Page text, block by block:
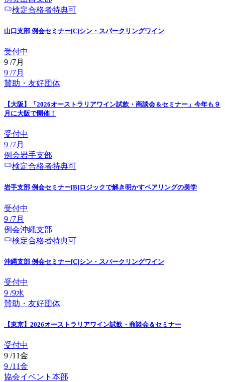
検定合格者特典可
山口支部 例会セミナー[C]シン・スパークリングワイン
受付中
9 /7月
9 /7月
賛助・友好団体
【大阪】「2026オーストラリアワイン試飲・商談会＆セミナー」今年も９
月に大阪で開催！
受付中
9 /7月
例会岩手支部
検定合格者特典可
岩手支部 例会セミナー[B]ロジックで解き明かすペアリングの美学
受付中
9 /7月
例会沖縄支部
検定合格者特典可
沖縄支部 例会セミナー[C]シン・スパークリングワイン
受付中
9 /9水
賛助・友好団体
【東京】2026オーストラリアワイン試飲・商談会＆セミナー
受付中
9 /11金
9 /11金
協会イベント 本部